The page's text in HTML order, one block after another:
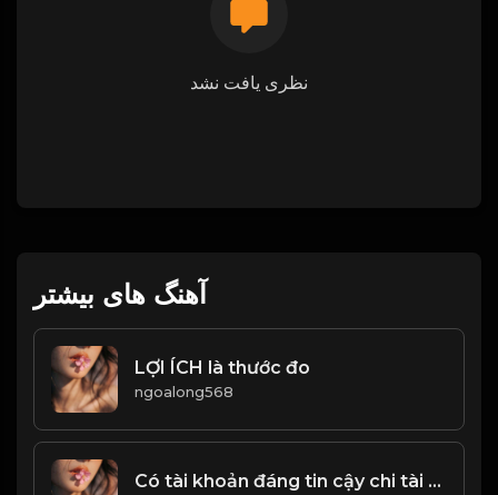
نظری یافت نشد
آهنگ های بیشتر
LỢI ÍCH là thước đo
ngoalong568
Có tài khoản đáng tin cậy chi tài chính liền kề với chủ sở hữu một vần! Đạo